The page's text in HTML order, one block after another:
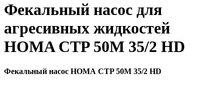
Фекальный насос для
агресивных жидкостей
HOMA CTP 50M 35/2 HD
Фекальный насос HOMA CTP 50M 35/2 HD